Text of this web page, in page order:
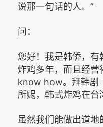
说那一句话的人。”
问：
您好！我是韩侨，
炸鸡多年，而且经营
know how。拜韩剧
所赐，韩式炸鸡在台
虽然我们能做出道